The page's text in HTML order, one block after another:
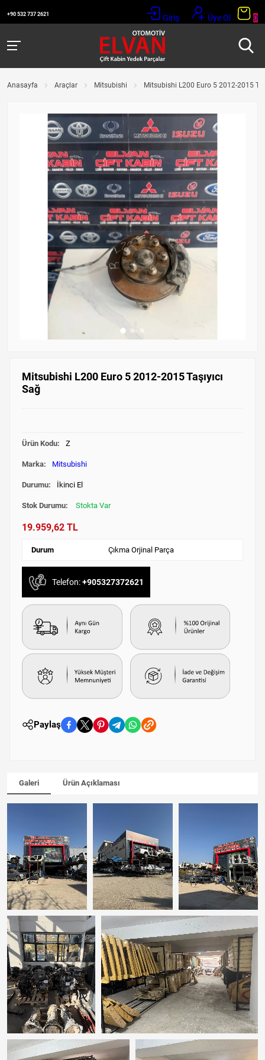
+90 532 737 2621 Giriş Üye Ol 0
Anasayfa Araçlar Mitsubishi Mitsubishi L200 Euro 5 2012-2015
Mitsubishi L200 Euro 5 2012-2015 Taşıyıcı
Sağ
Ürün Kodu: Z
Marka: Mitsubishi
Durumu: İkinci El
Stok Durumu: Stokta Var
19.959,62 TL
Durum Çıkma Orjinal Parça
Telefon:+905327372621
Paylaş
Galeri Ürün Açıklaması